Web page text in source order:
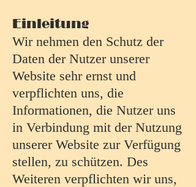
Einleitung
Wir nehmen den Schutz der
Daten der Nutzer unserer
Website sehr ernst und
verpflichten uns, die
Informationen, die Nutzer uns
in Verbindung mit der Nutzung
unserer Website zur Verfügung
stellen, zu schützen. Des
Weiteren verpflichten wir uns,